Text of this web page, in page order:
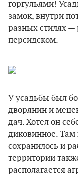
горгульями!
замок, внутри
разных стилях
персидском.
У усадьбы был
дворянин и
дач. Хотел он
диковинное. Там
сохранилось и
территории
располагается